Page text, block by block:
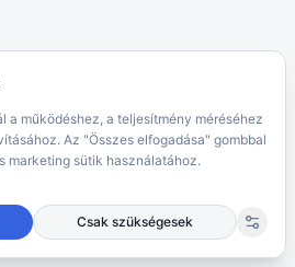
a működéshez, a teljesítmény méréséhez
Az "Összes elfogadása" gombbal
marketing sütik használatához.
Csak szükségesek